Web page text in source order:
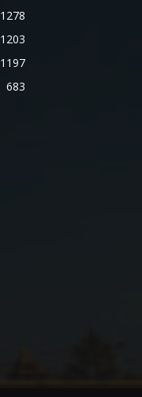
1278
1203
1197
683